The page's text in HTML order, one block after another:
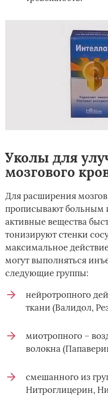
Уколы для
мозгового
Для расширения
прописывают больным
активные вещества
тонизируют стенки
максимальное
могут выполняться
следующие группы:
нейротропного
ткани (Валидол,
миотропного –
волокна
смешанного из
Нитроглицерин,